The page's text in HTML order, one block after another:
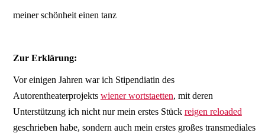
meiner schönheit einen tanz
Zur Erklärung:
Vor einigen Jahren war ich Stipendiatin des
Autorentheaterprojekts wiener wortstaetten, mit deren
Unterstützung ich nicht nur mein erstes Stück reigen reloaded
geschrieben habe, sondern auch mein erstes großes transmediales